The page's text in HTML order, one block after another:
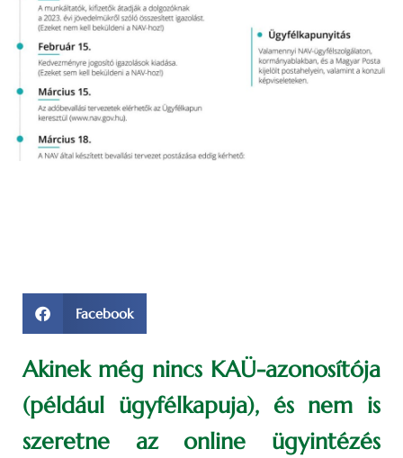
Facebook
Akinek még nincs KAÜ-azonosítója
(például ügyfélkapuja), és nem is
szeretne az online ügyintézés